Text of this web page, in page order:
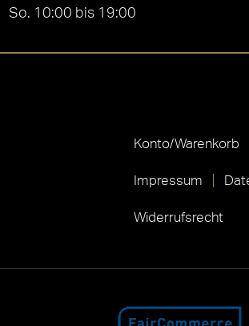
So. 10:00 bis 19:00
Konto/Warenkorb
Impressum
Widerrufsrecht